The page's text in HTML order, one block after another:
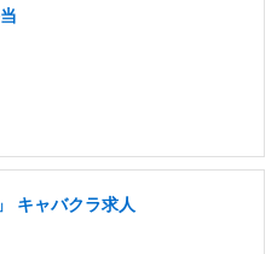
キャバクラ求人